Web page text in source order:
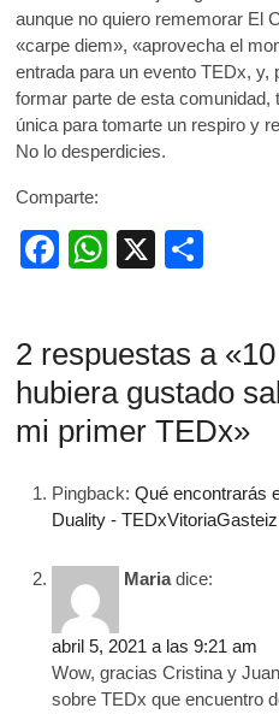
aunque no quiero rememorar El
«carpe diem», «aprovecha el
entrada para un evento TEDx, y,
formar parte de esta comunidad,
única para tomarte un respiro y
No lo desperdicies.
Comparte:
F
e
b
o
o
k
W
s
A
p
p
X
p
ar
tir
2 respuestas a
hubiera gustado
mi primer TEDx»
Pingback:Qué encontrarás
Duality - TEDxVitoriaGasteiz
Maria dice:
abril 5, 2021 a las 9:21 am
Wow, gracias Cristina y
sobre TEDx que encuentro